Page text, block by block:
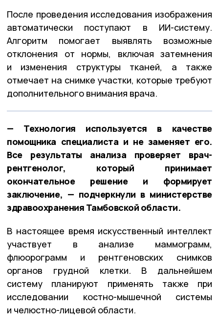
После проведения исследования изображения
автоматически поступают в ИИ-систему.
Алгоритм помогает выявлять возможные
отклонения от нормы, включая затемнения
и изменения структуры тканей, а также
отмечает на снимке участки, которые требуют
дополнительного внимания врача.
— Технология используется в качестве
помощника специалиста и не заменяет его.
Все результаты анализа проверяет врач-
рентгенолог, который принимает
окончательное решение и формирует
заключение, — подчеркнули в министерстве
здравоохранения Тамбовской области.
В настоящее время искусственный интеллект
участвует в анализе маммограмм,
флюорограмм и рентгеновских снимков
органов грудной клетки. В дальнейшем
систему планируют применять также при
исследовании костно-мышечной системы
и челюстно-лицевой области.